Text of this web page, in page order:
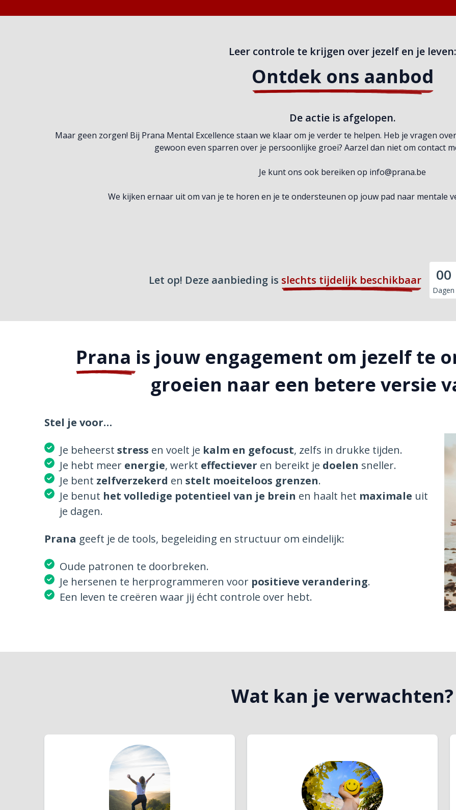
Leer controle te krijgen over jezelf en je leven:
Ontdek ons aanbod
De actie is afgelopen.
Maar geen zorgen! Bij Prana Mental Excellence staan we klaar om je verder te helpen. Heb je vragen
gewoon even sparren over je persoonlijke groei? Aarzel dan niet om contact
Je kunt ons ook bereiken op info@prana.be
We kijken ernaar uit om van je te horen en je te ondersteunen op jouw pad naar mentale
Let op! Deze aanbieding is slechts tijdelijk beschikbaar 00
Dagen
Prana is jouw engagement om jezelf te
groeien naar een betere versie
Stel je voor…
Je beheerst stress en voelt je kalm en gefocust, zelfs in drukke tijden.
Je hebt meer energie, werkt effectiever en bereikt je doelen sneller.
Je bent zelfverzekerd en stelt moeiteloos grenzen.
Je benut het volledige potentieel van je brein en haalt het maximale uit
je dagen.
Prana geeft je de tools, begeleiding en structuur om eindelijk:
Oude patronen te doorbreken.
Je hersenen te herprogrammeren voor positieve verandering.
Een leven te creëren waar jij écht controle over hebt.
Wat kan je verwachten?